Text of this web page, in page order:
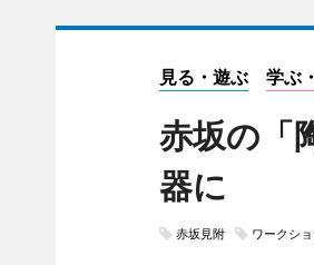
見る・遊ぶ 学ぶ
赤坂の「
器に
赤坂見附 ワークシ